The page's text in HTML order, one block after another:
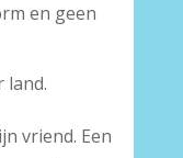
en geen
land.
vriend. Een